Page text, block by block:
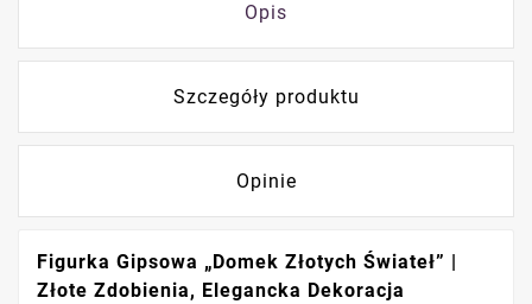
Opis
Szczegóły produktu
Opinie
Figurka Gipsowa „Domek Złotych Świateł” |
Złote Zdobienia, Elegancka Dekoracja